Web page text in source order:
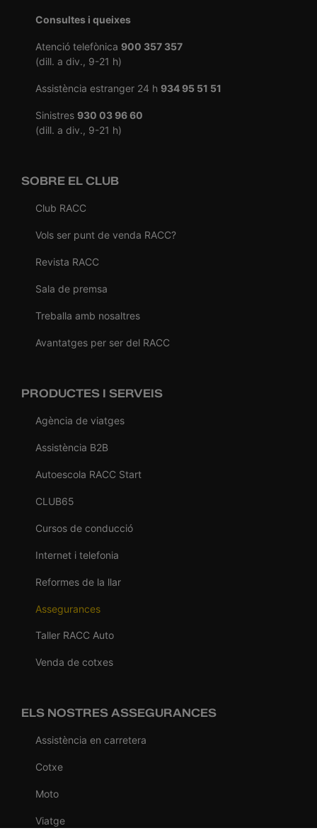
Consultes i queixes
Atenció telefònica 900 357 357
(dill. a div., 9-21 h)
Assistència estranger 24 h 934 95 51 51
Sinistres 930 03 96 60
(dill. a div., 9-21 h)
SOBRE EL CLUB
Club RACC
Vols ser punt de venda RACC?
Revista RACC
Sala de premsa
Treballa amb nosaltres
Avantatges per ser del RACC
PRODUCTES I SERVEIS
Agència de viatges
Assistència B2B
Autoescola RACC Start
CLUB65
Cursos de conducció
Internet i telefonia
Reformes de la llar
Assegurances
Taller RACC Auto
Venda de cotxes
ELS NOSTRES ASSEGURANCES
Assistència en carretera
Cotxe
Moto
Viatge